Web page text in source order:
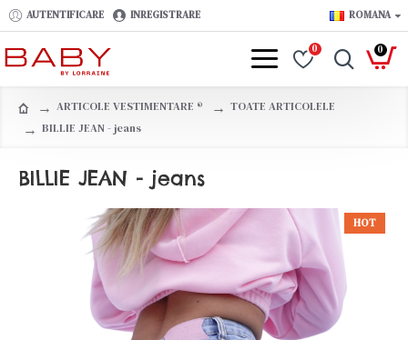
AUTENTIFICARE INREGISTRARE ROMANA
0 0
ARTICOLE VESTIMENTARE ®️
TOATE ARTICOLELE
BILLIE JEAN - jeans
BILLIE JEAN - jeans
HOT